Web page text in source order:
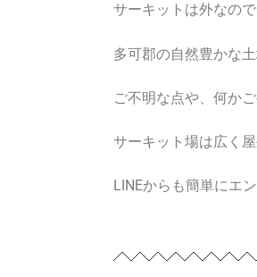
サーキットは外なの
多可郡の自然豊かな
ご不明な点や、何か
サーキット場は広く
LINEからも簡単にエ